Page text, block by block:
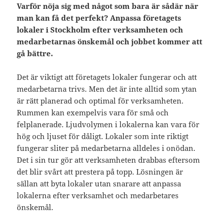
Varför nöja sig med något som bara är sådär när
man kan få det perfekt? Anpassa företagets
lokaler i Stockholm efter verksamheten och
medarbetarnas önskemål och jobbet kommer att
gå bättre.
Det är viktigt att företagets lokaler fungerar och att
medarbetarna trivs. Men det är inte alltid som ytan
är rätt planerad och optimal för verksamheten.
Rummen kan exempelvis vara för små och
felplanerade. Ljudvolymen i lokalerna kan vara för
hög och ljuset för dåligt. Lokaler som inte riktigt
fungerar sliter på medarbetarna alldeles i onödan.
Det i sin tur gör att verksamheten drabbas eftersom
det blir svårt att prestera på topp. Lösningen är
sällan att byta lokaler utan snarare att anpassa
lokalerna efter verksamhet och medarbetares
önskemål.